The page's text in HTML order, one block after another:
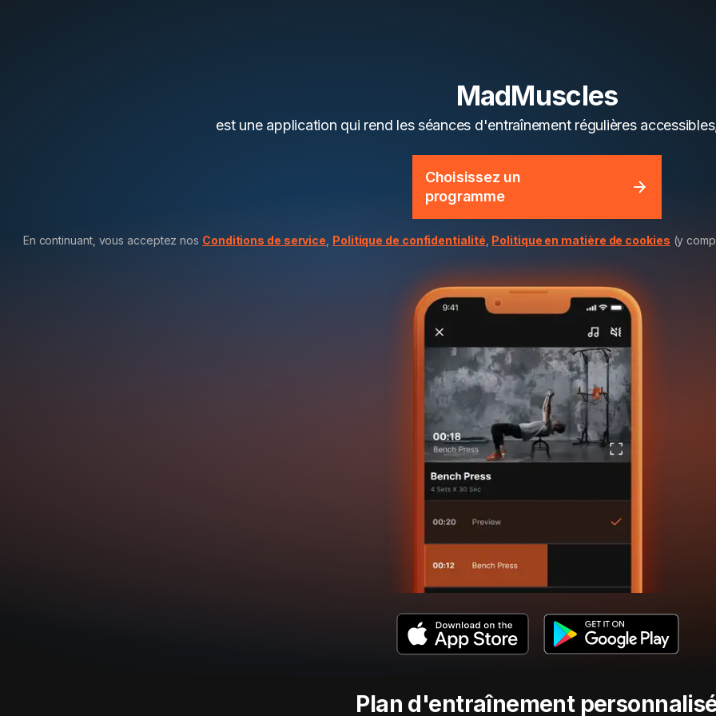
MadMuscles
est une application qui rend les séances d'entraînement régulières
Choisissez un
programme
En continuant, vous acceptez nos Conditions de service Politique de confidentialité Politique en matière de cookies (y
Plan d'entraînement